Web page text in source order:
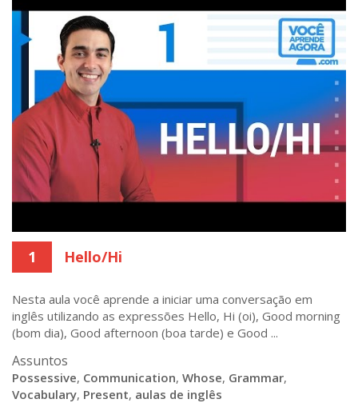
1 Hello/Hi
Nesta aula você aprende a iniciar uma conversação em
inglês utilizando as expressões Hello, Hi (oi), Good morning
(bom dia), Good afternoon (boa tarde) e Good ...
Assuntos
Possessive, Communication, Whose, Grammar,
Vocabulary, Present, aulas de inglês